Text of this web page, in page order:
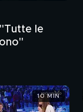
le
10 MIN